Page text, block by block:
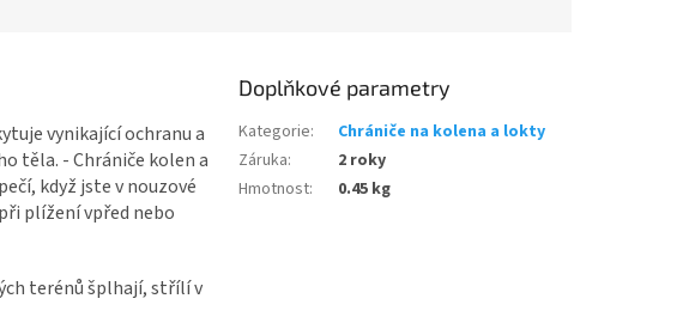
vynikající ochranu a
těla. - Chrániče kolen a
když jste v nouzové
plížení vpřed nebo
terénů šplhají, střílí v
Doplňkové parametry
Kategorie:
Chrániče na kolena a lokty
Záruka:
2 roky
Hmotnost: 0.45 kg